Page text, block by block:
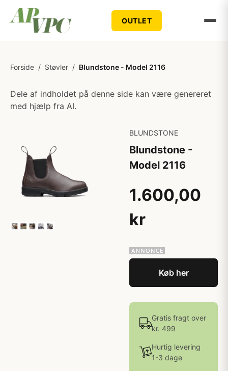
OUTLET
Forside / Støvler / Blundstone - Model 2116
Dele af indholdet på denne side kan være genereret
med hjælp fra AI.
BLUNDSTONE
Blundstone -
Model 2116
1.600,00
kr
Køb her
Gratis fragt over
kr. 499
Hurtig levering
1-3 dage